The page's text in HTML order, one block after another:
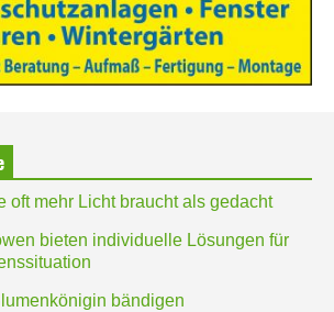
oft mehr Licht braucht als gedacht
bieten individuelle Lösungen für
bändigen